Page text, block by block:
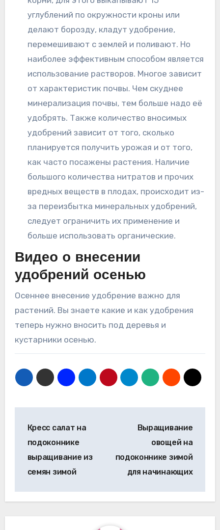
углублений по окружности кроны или
делают борозду, кладут удобрение,
перемешивают с землей и поливают. Но
наиболее эффективным способом является
использование растворов. Многое зависит
от характеристик почвы. Чем скуднее
минерализация почвы, тем больше надо её
удобрять. Также количество вносимых
удобрений зависит от того, сколько
планируется получить урожая и от того,
как часто посажены растения. Наличие
большого количества нитратов и прочих
вредных веществ в плодах, происходит из-
за переизбытка минеральных удобрений,
следует ограничить их применение и
больше использовать органические.
Видео о внесении
удобрений осенью
Осеннее внесение удобрение важно для
растений. Вы знаете какие и как удобрения
теперь нужно вносить под деревья и
кустарники осенью.
по
записям
Кресс салат на
подоконнике
выращивание из
семян зимой
Выращивание
овощей на
подоконнике зимой
для начинающих